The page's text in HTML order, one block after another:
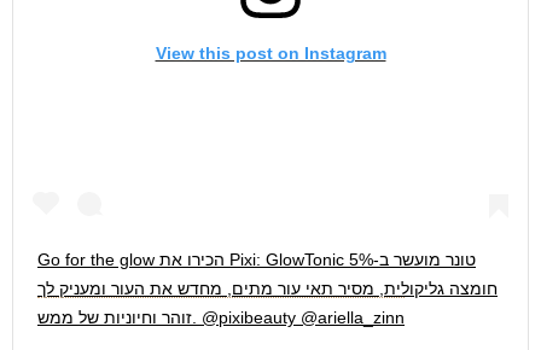
View this post on Instagram
Go for the glow
חומצה גליקולית, מסיר תאי עור מתים, מחדש את העור ומעניק לך
זוהר וחיוניות של ממש. @pixibeauty @ariella_zinn